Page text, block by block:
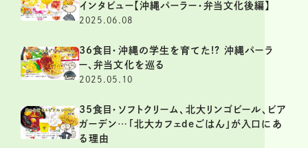
インタビュー【沖縄パーラー・弁当文化後編】
2025.06.08
36食目・沖縄の学生を育てた!? 沖縄パーラ
ー、弁当文化を巡る
2025.05.10
35食目・ソフトクリーム、北大リンゴビール、ビア
ガーデン…「北大カフェdeごはん」が入口にあ
る理由